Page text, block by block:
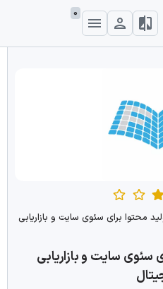
0
محتوا برای سئوی سایت و بازاریابی
سئوی سایت و بازاریابی